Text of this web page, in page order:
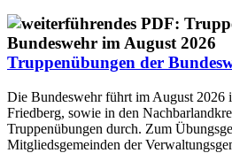
Truppenübungen der
Die Bundeswehr führt im August 2026
Friedberg, sowie in den
Truppenübungen durch. Zum
Mitgliedsgemeinden der